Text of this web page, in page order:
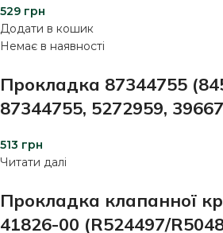
529 грн
Додати в кошик
Немає в наявності
Прокладка 87344755
87344755, 5272959,
513 грн
Читати далі
Прокладка клапанної
41826-00 (R524497/